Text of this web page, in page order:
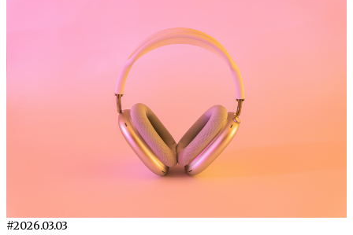
e70156.https://www.ncbi.nlm.nih.gov/pmc/articles/
音楽が人間のストレス反応に与える影響を調べた研究 音楽
とストレス反応の関係を検証した研究として、2013年に発表
された「The effect of music on the human stress
response」という論文があります。この研究では、健康な
成人女性60名を対象に、音楽がストレス反応にどのような影
響を与えるかが実験的に調査されました。 研究では、参加
者に心理的ストレスを誘発する実験として知られる「Trier
Social Stress Test（TSST）」が実施されました。このテス
トは、人前でのスピーチや計算課題などを通じて強い社会的
ストレスを生じさせる実験手法として広く用いられていま
法を科学的な視点から解説します。 作業用BGMの効果は本
当にある？科学研究からわかっている事実 「作業用BGMに
は本当に効果があるのか？」という疑問は、多くの人が一度
は抱いたことがあるのではないでしょうか。結論から言え
ば、作業用BGMの効果は“条件付きで確認されている”という
のが、現在の科学的な見解です。 音楽が人間の脳や感情に
影響を与えることは、多くの心理学・神経科学研究で示され
ています。ただし、すべての作業に一律で効果があるわけで
はありません。音楽の種類や作業内容、個人差によって結果
ている事実をもとに、作業用BGMの効果を整理します。 作
#2026.03.03